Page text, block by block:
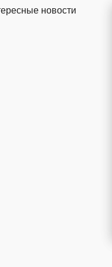
новости